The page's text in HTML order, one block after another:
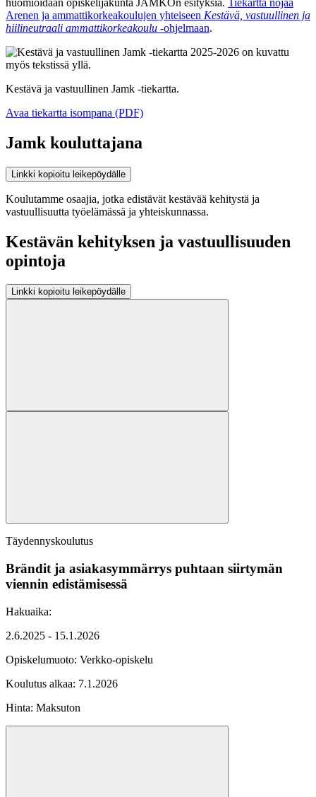
Arenen ja ammattikorkeakoulujen yhteiseen Kestävä, vastuullinen ja
hiilineutraali ammattikorkeakoulu -ohjelmaan.
Kestävä ja vastuullinen Jamk -tiekartta.
Avaa tiekartta isompana (PDF)
Jamk kouluttajana
Linkki kopioitu leikepöydälle
Koulutamme osaajia, jotka edistävät kestävää kehitystä ja
vastuullisuutta työelämässä ja yhteiskunnassa.
Kestävän kehityksen ja vastuullisuuden
opintoja
Linkki kopioitu leikepöydälle
Täydennyskoulutus
Brändit ja asiakasymmärrys puhtaan siirtymän
viennin edistämisessä
Hakuaika:
2.6.2025 - 15.1.2026
Opiskelumuoto: Verkko-opiskelu
Koulutus alkaa: 7.1.2026
Hinta: Maksuton